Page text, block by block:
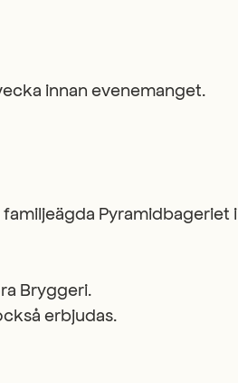
innan evenemanget.
Pyramidbageriet i
Bryggeri.
erbjudas.